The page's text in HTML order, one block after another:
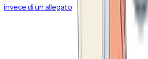
invece di un allegato